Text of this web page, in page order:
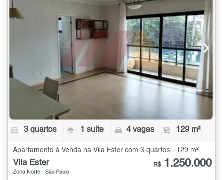
3 quartos 1 suíte 4 vagas 129 m²
Apartamento à Venda na Vila Ester com 3 quartos - 129 m²
Vila Ester
Zona Norte - São Paulo
R$ 1.250.000